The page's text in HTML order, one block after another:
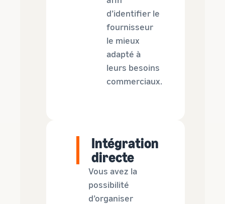
d’identifier le
fournisseur
le mieux
adapté à
leurs besoins
commerciaux.
Intégration
directe
Vous avez la
possibilité
d’organiser